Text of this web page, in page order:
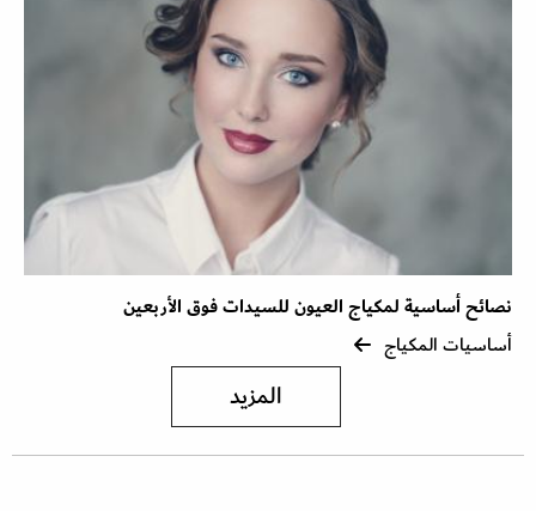
نصائح أساسية لمكياج العيون للسيدات فوق الأربعين
أساسيات المكياج
المزيد